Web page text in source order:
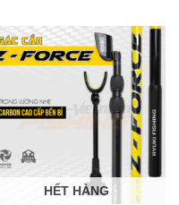
HẾT HÀNG